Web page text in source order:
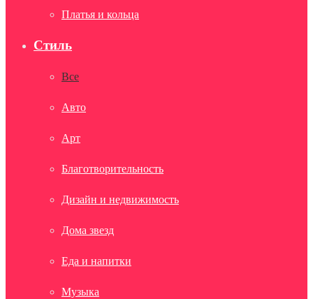
Платья и кольца
Стиль
Все
Авто
Арт
Благотворительность
Дизайн и недвижимость
Дома звезд
Еда и напитки
Музыка